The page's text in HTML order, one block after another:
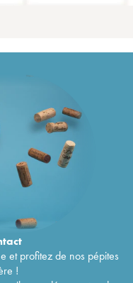
et profitez de nos pépites
!